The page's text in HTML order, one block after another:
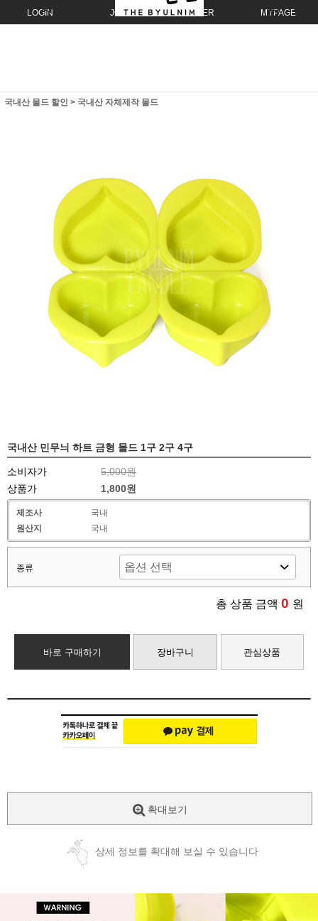
LOGIN JOIN ORDER MYPAGE
국내산 몰드 할인 > 국내산 자체제작 몰드
국내산 민무늬 하트 금형 몰드 1구 2구 4구
소비자가
5,000원
상품가
1,800원
제조사
국내
원산지
국내
종류
총 상품 금액 0 원
바로 구매하기 장바구니 관심상품
확대보기
상세 정보를 확대해 보실 수 있습니다